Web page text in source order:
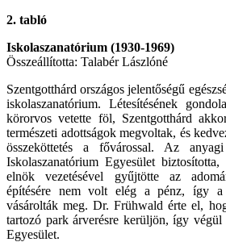
2. tabló
Iskolaszanatórium (1930-1969)
Összeállította: Talabér Lászlóné
Szentgotthárd országos jelentőségű
iskolaszanatórium. Létesítésének
körorvos vetette föl, Szentgotthárd
természeti adottságok megvoltak, és
összeköttetés a fővárossal. Az
Iskolaszanatórium Egyesület
elnök vezetésével gyűjtötte az
építésére nem volt elég a pénz, így a
vásárolták meg. Dr. Frühwald érte el,
tartozó park árverésre kerüljön, így végül
Egyesület.